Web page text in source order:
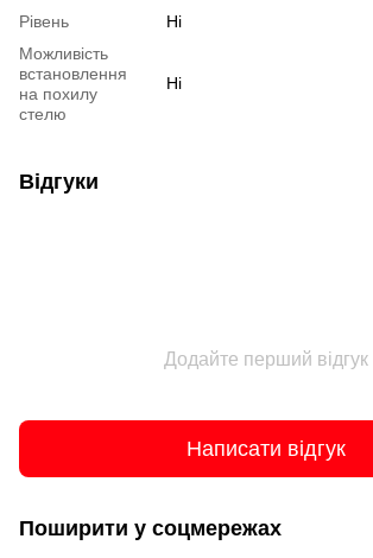
Рівень
Ні
Можливість
встановлення
на похилу
стелю
Ні
Відгуки
Додайте перший відгук
Написати відгук
Поширити у соцмережах